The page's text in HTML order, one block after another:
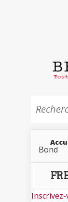
Bond